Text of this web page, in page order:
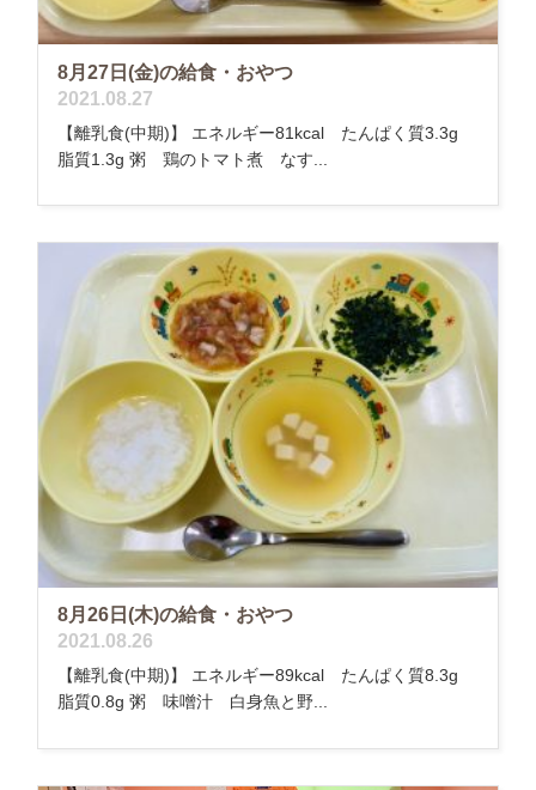
8月27日(金)の給食・おやつ
2021.08.27
【離乳食(中期)】 エネルギー81kcal たんぱく質3.3g
脂質1.3g 粥 鶏のトマト煮 なす...
8月26日(木)の給食・おやつ
2021.08.26
【離乳食(中期)】 エネルギー89kcal たんぱく質8.3g
脂質0.8g 粥 味噌汁 白身魚と野...